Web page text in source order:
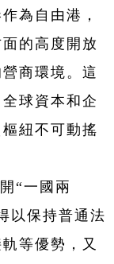
為自由港，
的高度開放
商環境。這
球資本和企
紐不可動搖
“一國兩
以保持普通法
等優勢，又